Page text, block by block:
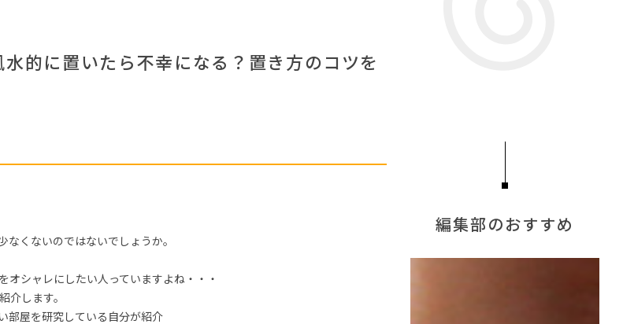
春ドラマ#カリモク家具#unico#IDÉE #コメリ#中村アン
#IKEA #良品計画 #関家具 #タンスのゲン
的に置いたら不幸になる？置き方のコツを
なくないのではないでしょうか。
シャレにしたい人っていますよね・・・
介します。
部屋を研究している自分が紹介
編集部のおすすめ